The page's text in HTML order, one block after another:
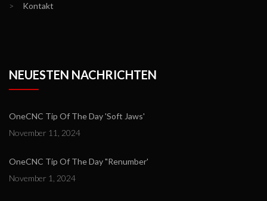
> Kontakt
NEUESTEN NACHRICHTEN
OneCNC Tip Of The Day 'Soft Jaws'
November 11, 2024
OneCNC Tip Of The Day "Renumber'
November 1, 2024